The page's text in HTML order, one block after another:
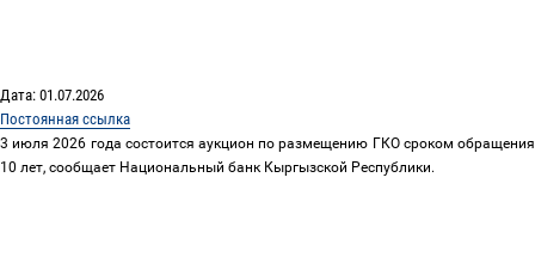
Дата: 01.07.2026
Постоянная ссылка
3 июля 2026 года состоится аукцион по размещению ГКО сроком обращения
10 лет, сообщает Национальный банк Кыргызской Республики.